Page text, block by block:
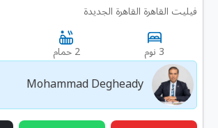
فيليت القاهرة القاهرة الجديدة
3 نوم 2 حمام
Mohammad Degheady